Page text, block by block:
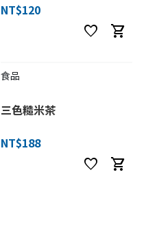
NT$120
favorite shopping_cart
食品
三色糙米茶
NT$188
favorite shopping_cart